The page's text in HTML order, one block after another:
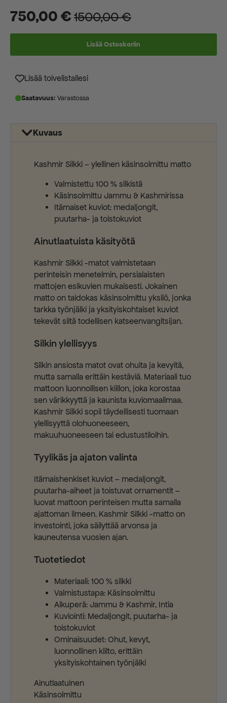
1500,00€
Alkuperäinen
oli:
1500,00 €.
750,00€
Nykyinen
on:
750,00 €.
Lisää Ostoskoriin
Lisää toivelistallesi
Saatavuus: Varastossa
Kuvaus
Kashmir Silkki – ylellinen käsinsolmittu matto
Valmistettu 100 % silkistä
Käsinsolmittu Jammu & Kashmirissa
Itämaiset kuviot: medaljongit,
puutarha- ja toistokuviot
Ainutlaatuista käsityötä
Kashmir Silkki -matot valmistetaan
perinteisin menetelmin, persialaisten
mattojen esikuvien mukaisesti. Jokainen
matto on taidokas käsinsolmittu yksilö, jonka
tarkka työnjälki ja yksityiskohtaiset kuviot
tekevät siitä todellisen katseenvangitsijan.
Silkin ylellisyys
Silkin ansiosta matot ovat ohuita ja kevyitä,
mutta samalla erittäin kestäviä. Materiaali tuo
mattoon luonnollisen kiillon, joka korostaa
sen värikkyyttä ja kaunista kuviomaailmaa.
Kashmir Silkki sopii täydellisesti tuomaan
ylellisyyttä olohuoneeseen,
makuuhuoneeseen tai edustustiloihin.
Tyylikäs ja ajaton valinta
Itämaishenkiset kuviot – medaljongit,
puutarha-aiheet ja toistuvat ornamentit –
luovat mattoon perinteisen mutta samalla
ajattoman ilmeen. Kashmir Silkki -matto on
investointi, joka säilyttää arvonsa ja
kauneutensa vuosien ajan.
Tuotetiedot
Materiaali: 100 % silkki
Valmistustapa: Käsinsolmittu
Alkuperä: Jammu & Kashmir, Intia
Kuviointi: Medaljongit, puutarha- ja
toistokuviot
Ominaisuudet: Ohut, kevyt,
luonnollinen kiilto, erittäin
yksityiskohtainen työnjälki
Ainutlaatuinen
Käsinsolmittu